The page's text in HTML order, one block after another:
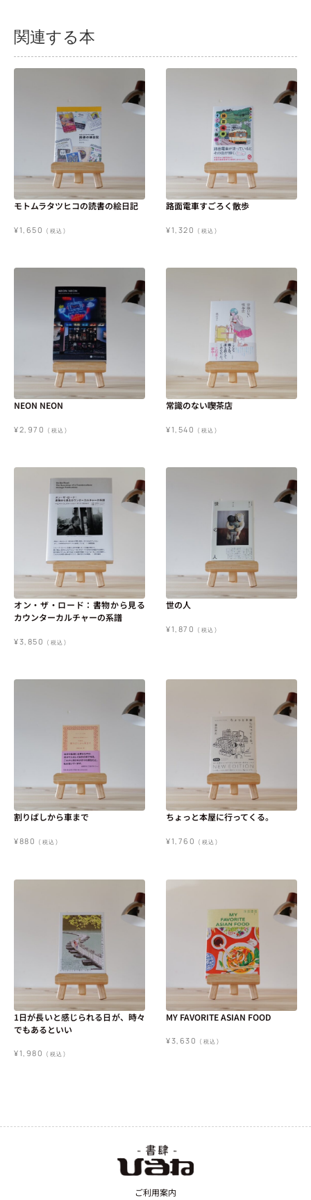
関連する本
モトムラタツヒコの読書の絵日記
¥1,650 (税込)
路面電車すごろく散歩
¥1,320 (税込)
NEON NEON
¥2,970 (税込)
常識のない喫茶店
¥1,540 (税込)
オン・ザ・ロード：書物から見る
カウンターカルチャーの系譜
¥3,850 (税込)
世の人
¥1,870 (税込)
割りばしから車まで
¥880 (税込)
ちょっと本屋に行ってくる。
¥1,760 (税込)
1日が長いと感じられる日が、時々
でもあるといい
¥1,980 (税込)
MY FAVORITE ASIAN FOOD
¥3,630 (税込)
ご利用案内